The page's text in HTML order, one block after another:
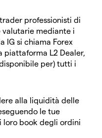
professionisti di
mediante i
IG si chiama Forex
piattaforma L2 Dealer,
per) tutti i
alla liquidità delle
le tue
loro book degli ordini